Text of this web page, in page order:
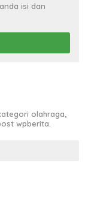
isi dan
olahraga,
wpberita.